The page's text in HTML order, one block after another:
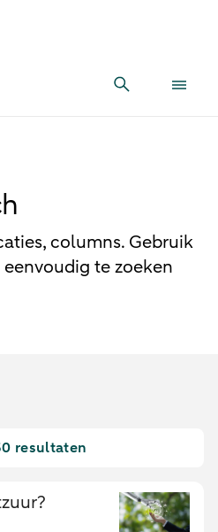
columns. Gebruik
te zoeken
resultaten